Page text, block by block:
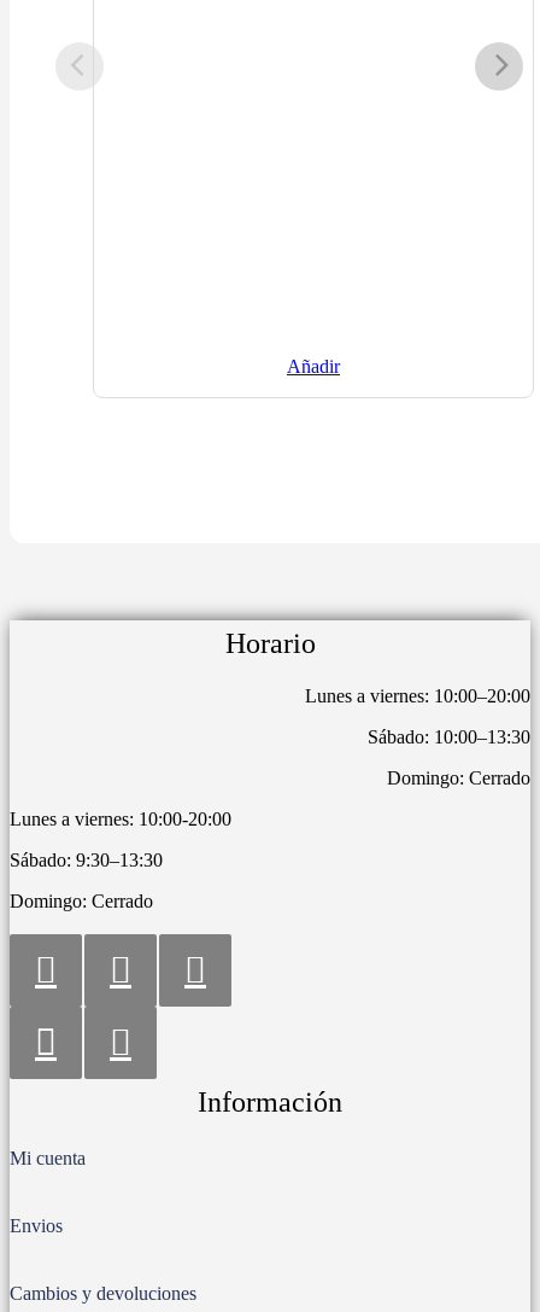
Añadir
Horario
Lunes a viernes: 10:00–20:00
Sábado: 10:00–13:30
Domingo: Cerrado
Lunes a viernes: 10:00-20:00
Sábado: 9:30–13:30
Domingo: Cerrado
Información
Mi cuenta
Envios
Cambios y devoluciones